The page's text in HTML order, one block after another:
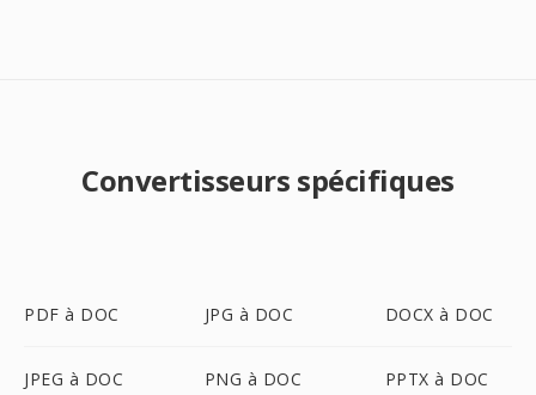
Convertisseurs spécifiques
PDF à DOC JPG à DOC DOCX à DOC
JPEG à DOC PNG à DOC PPTX à DOC